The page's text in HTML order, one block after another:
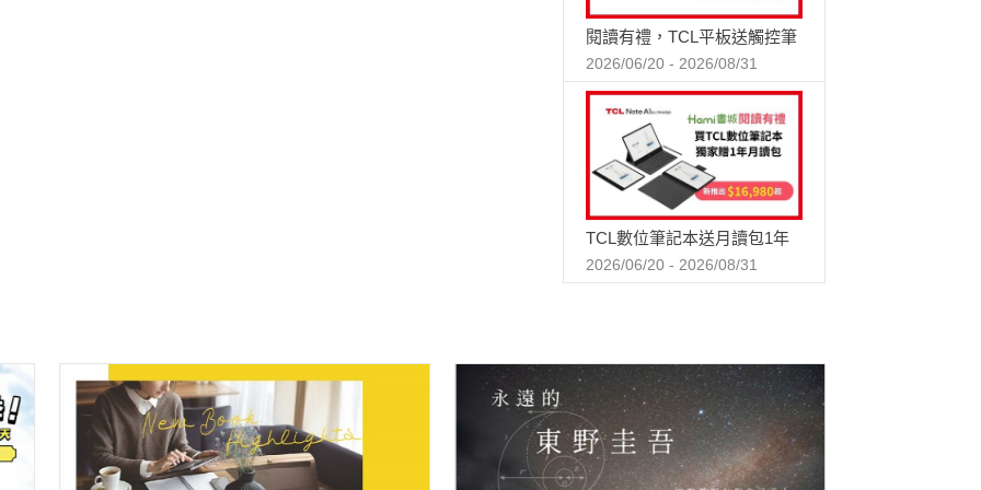
閱讀有禮，TCL平板送觸控筆
2026/06/20 - 2026/08/31
TCL數位筆記本送月讀包1年
2026/06/20 - 2026/08/31